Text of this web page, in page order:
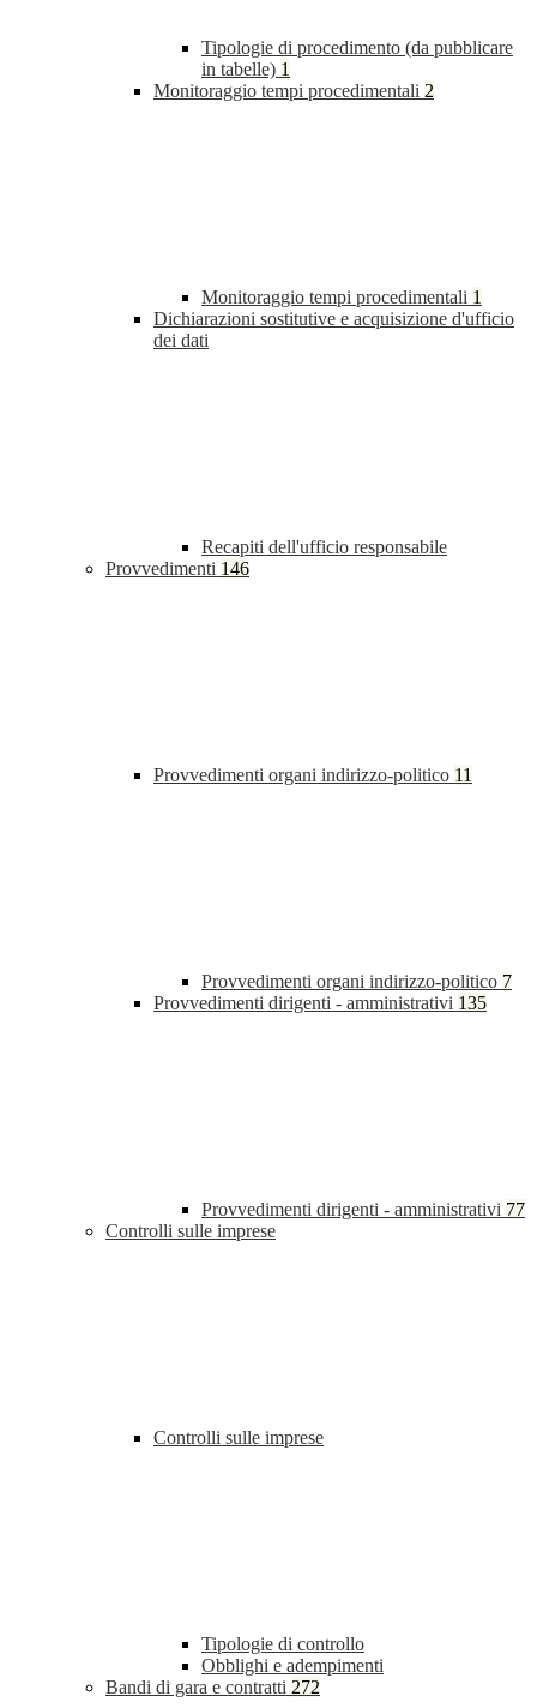
Tipologie di procedimento (da pubblicare
in tabelle) 1
Monitoraggio tempi procedimentali 2
Monitoraggio tempi procedimentali 1
Dichiarazioni sostitutive e acquisizione d'ufficio
dei dati
Recapiti dell'ufficio responsabile
Provvedimenti 146
Provvedimenti organi indirizzo-politico 11
Provvedimenti organi indirizzo-politico 7
Provvedimenti dirigenti - amministrativi 135
Provvedimenti dirigenti - amministrativi 77
Controlli sulle imprese
Controlli sulle imprese
Tipologie di controllo
Obblighi e adempimenti
Bandi di gara e contratti 272